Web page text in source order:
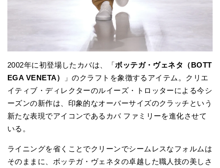
2002年に初登場したカバは、「ボッテガ・ヴェネタ（BOTT
EGA VENETA）
」のクラフトを象徴するアイテム。クリエ
イティブ・ディレクターのルイーズ・トロッターによる今シ
ーズンの新作は、印象的なオーバーサイズのクラッチという
新たな表現でアイコンであるカバ ファミリーを進化させて
いる。
ライニングを省くことでクリーンでシームレスなフォルムは
そのままに、ボッテガ・ヴェネタの卓越した職人技の美しさ